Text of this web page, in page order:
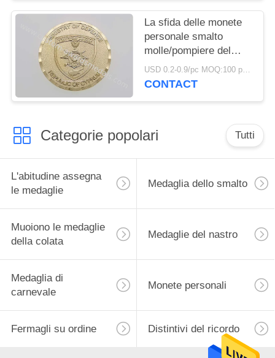
La sfida delle monete
personale smalto
molle/pompiere del
ricordo conia
USD 0.2-0.9/pc MOQ:100 pc per progettazione
CONTACT
Categorie popolari Tutti
L'abitudine assegna
le medaglie
Medaglia dello smalto
Muoiono le medaglie
della colata
Medaglie del nastro
Medaglia di
carnevale
Monete personali
Fermagli su ordine Distintivi del ricordo